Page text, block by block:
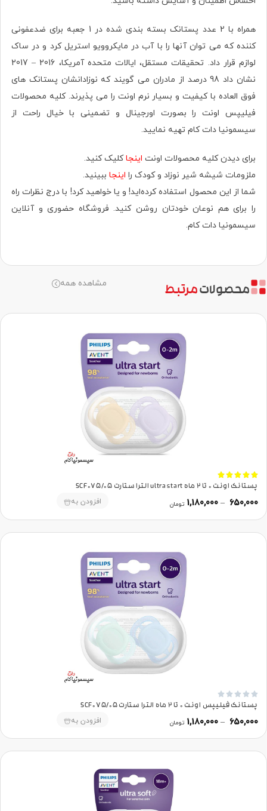
همراه با 2 عدد پستانک بسته بندی شده در 1 جعبه برای ضدعفونی
کننده که می توان آنها را با آب در مایکروویو استریل کرد و در ساک
لوازم قرار داد. تحقیقات مستقل، ایالات متحده آمریکا، 2016 – 2017
نشان داد 98 درصد از مادران می گویند که نوزادانشان پستانک های
فوق العاده با کیفیت و بسیار نرم اونت را می پذیرند. کلیه محصولات
فیلیپس اونت را بصورت اورجينال و تضمینی با خیال راحت از
سیسمونیا دات کام تهیه نمایید.
برای دیدن کلیه محصولات اونت اینجاکلیک کنید.
ملزومات شیشه شیر نوزاد و کودک را اینجا ببینید.
شما از این محصول استفاده کرده‌اید! و یا خواهید کرد! با درج نظرات راه
را برای هم نوعان خودتان روشن کنید. فروشگاه حضوری‌ و آنلاین
سیسمونیا دات کام.
محصولاتمرتبط مشاهده همه





پستانک اونت 0 تا 2 ماه ultra start الترا ستارت SCF075/05
650,000
–
1,180,000 تومان افزودن به





پستانک فیلیپس اونت 0 تا 2 ماه الترا ستارت SCF075/05
650,000
–
1,180,000 تومان افزودن به